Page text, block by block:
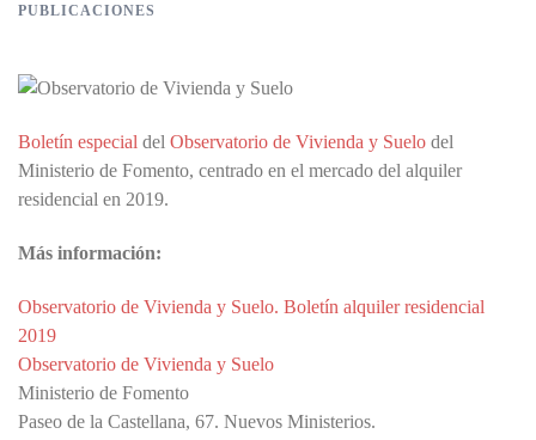
PUBLICACIONES
Boletín especial del Observatorio de Vivienda y Suelo del
Ministerio de Fomento, centrado en el mercado del alquiler
residencial en 2019.
Más información:
Observatorio de Vivienda y Suelo. Boletín alquiler residencial
2019
Observatorio de Vivienda y Suelo
Ministerio de Fomento
Paseo de la Castellana, 67. Nuevos Ministerios.